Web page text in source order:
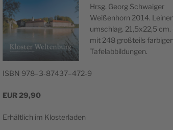
Hrsg. Georg Schwaiger
Wei­ßen­horn 2014.
um­schlag. 21,5x22,5
mit 248 groß­teils far­bi­gen
Tafelabbildungen.
ISBN 978–3‑87437–472‑9
EUR29,90
Erhält­lich im Klosterladen